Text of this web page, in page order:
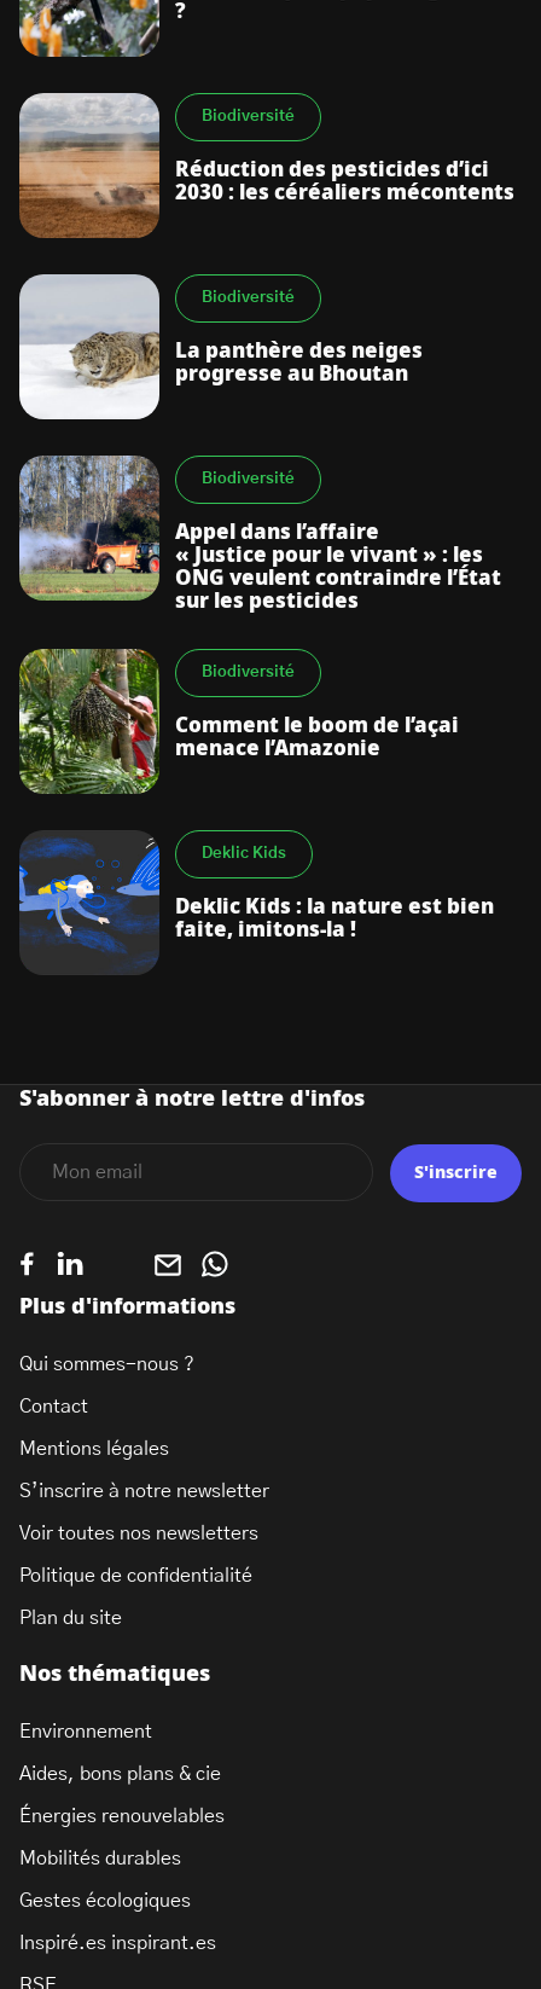
?
Biodiversité
Réduction des pesticides d’ici
2030 : les céréaliers mécontents
Biodiversité
La panthère des neiges
progresse au Bhoutan
Biodiversité
Appel dans l’affaire
« Justice pour le vivant » : les
ONG veulent contraindre l’État
sur les pesticides
Biodiversité
Comment le boom de l’açai
menace l’Amazonie
Deklic Kids
Deklic Kids : la nature est bien
faite, imitons-la !
Nos thématiques
Environnement
Aides, bons plans & cie
Énergies renouvelables
Mobilités durables
Gestes écologiques
Inspiré.es inspirant.es
Plus d'informations
Qui sommes-nous ?
Contact
Mentions légales
S’inscrire à notre newsletter
Voir toutes nos newsletters
Politique de confidentialité
Plan du site
S'abonner à notre lettre d'infos
S'inscrire